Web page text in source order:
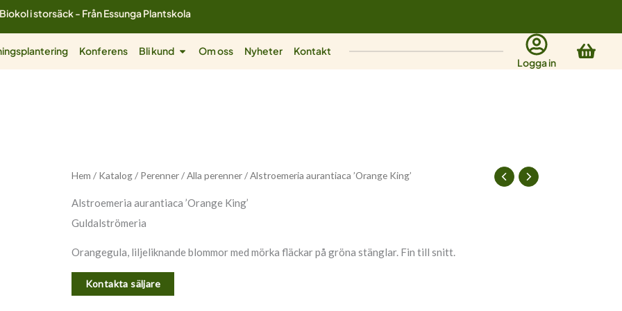
i storsäck - Från Essunga Plantskola
Konferens Bli kund Öppna Bli kund
Om oss Nyheter
Kontakt
Logga in
Hem / Katalog/ Perenner/Alla perenner/ Alstroemeria aurantiaca ’Orange King’
Alstroemeria aurantiaca ’Orange King’
Guldalströmeria
Orangegula, liljeliknande blommor med mörka fläckar på gröna stänglar. Fin till snitt.
Kontakta säljare